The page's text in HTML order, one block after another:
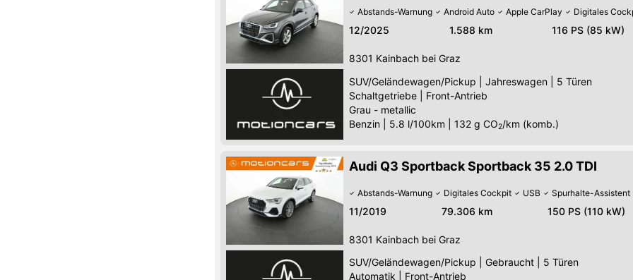
Abstands-Warnung Android Auto Apple CarPlay Digitales
12/2025 1.588 km 116 PS (85 kW)
8301 Kainbach bei Graz
SUV/Geländewagen/Pickup
Jahreswagen
5 Türen
Schaltgetriebe
Front-Antrieb
Grau - metallic
Benzin
5.8 l/100km 132 g CO2/km (komb.)
Audi Q3 Sportback Sportback 35 2.0 TDI
Abstands-Warnung Digitales Cockpit USB Spurhalte-Assistent
11/2019 79.306 km 150 PS (110 kW)
8301 Kainbach bei Graz
SUV/Geländewagen/Pickup
Gebraucht
5 Türen
Automatik
Front-Antrieb